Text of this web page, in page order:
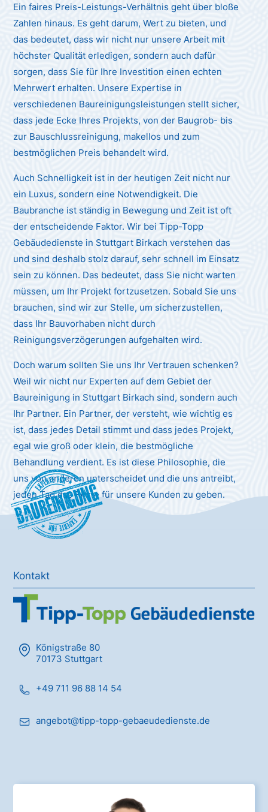
Ein faires Preis-Leistungs-Verhältnis geht über bloße
Zahlen hinaus. Es geht darum, Wert zu bieten, und
das bedeutet, dass wir nicht nur unsere Arbeit mit
höchster Qualität erledigen, sondern auch dafür
sorgen, dass Sie für Ihre Investition einen echten
Mehrwert erhalten. Unsere Expertise in
verschiedenen Baureinigungsleistungen stellt sicher,
dass jede Ecke Ihres Projekts, von der Baugrob- bis
zur Bauschlussreinigung, makellos und zum
bestmöglichen Preis behandelt wird.
Auch Schnelligkeit ist in der heutigen Zeit nicht nur
ein Luxus, sondern eine Notwendigkeit. Die
Baubranche ist ständig in Bewegung und Zeit ist oft
der entscheidende Faktor. Wir bei Tipp-Topp
Gebäudedienste in Stuttgart Birkach verstehen das
und sind deshalb stolz darauf, sehr schnell im Einsatz
sein zu können. Das bedeutet, dass Sie nicht warten
müssen, um Ihr Projekt fortzusetzen. Sobald Sie uns
brauchen, sind wir zur Stelle, um sicherzustellen,
dass Ihr Bauvorhaben nicht durch
Reinigungsverzögerungen aufgehalten wird.
Doch warum sollten Sie uns Ihr Vertrauen schenken?
Weil wir nicht nur Experten auf dem Gebiet der
Baureinigung in Stuttgart Birkach sind, sondern auch
Ihr Partner. Ein Partner, der versteht, wie wichtig es
ist, dass jedes Detail stimmt und dass jedes Projekt,
egal wie groß oder klein, die bestmögliche
Behandlung verdient. Es ist diese Philosophie, die
uns von anderen unterscheidet und die uns antreibt,
jeden Tag das Beste für unsere Kunden zu geben.
Baureinigung
Kontakt
Königstraße 80
70173 Stuttgart
+49 711 96 88 14 54
angebot@tipp-topp-gebaeudedienste.de